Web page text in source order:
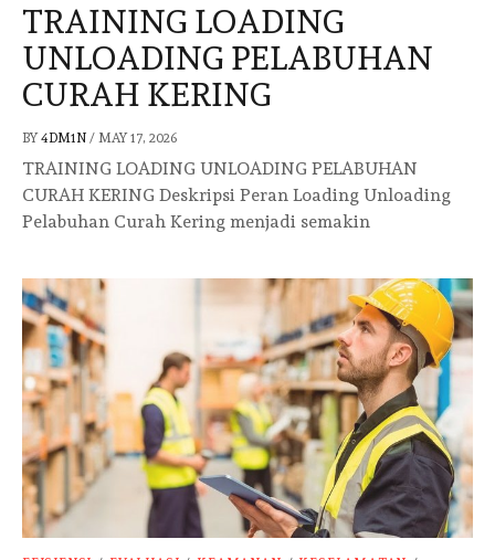
TRAINING LOADING
UNLOADING PELABUHAN
CURAH KERING
BY 4DM1N / MAY 17, 2026
TRAINING LOADING UNLOADING PELABUHAN
CURAH KERING Deskripsi Peran Loading Unloading
Pelabuhan Curah Kering menjadi semakin